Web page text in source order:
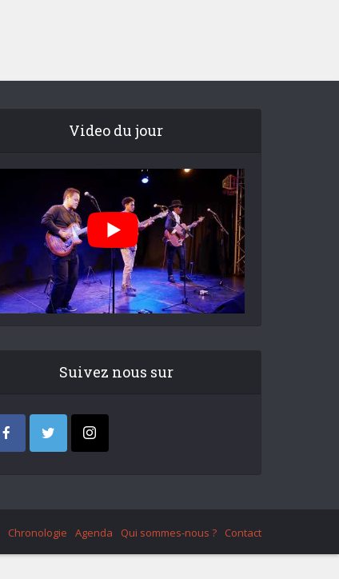
Video du jour
Suivez nous sur
Chronologie Agenda Qui sommes-nous ? Contact